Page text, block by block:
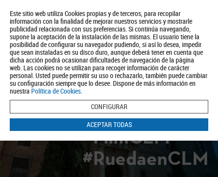
Este sitio web utiliza Cookies propias y de terceros, para recopilar
información con la finalidad de mejorar nuestros servicios y mostrarle
publicidad relacionada con sus preferencias. Si continúa navegando,
supone la aceptación de la instalación de las mismas. El usuario tiene la
posibilidad de configurar su navegador pudiendo, si así lo desea, impedir
que sean instaladas en su disco duro, aunque deberá tener en cuenta que
dicha acción podrá ocasionar dificultades de navegación de la página
web. Las cookies no se utilizan para recoger información de carácter
personal. Usted puede permitir su uso o rechazarlo, también puede cambiar
su configuración siempre que lo desee. Dispone de más información en
nuestra Política de Cookies.
CONFIGURAR
ACEPTAR TODAS
About us Tourism Política de Privacidad Aviso Legal Política de Cookies
BUSCAR
#FilmCLM
#RuedaenCLM